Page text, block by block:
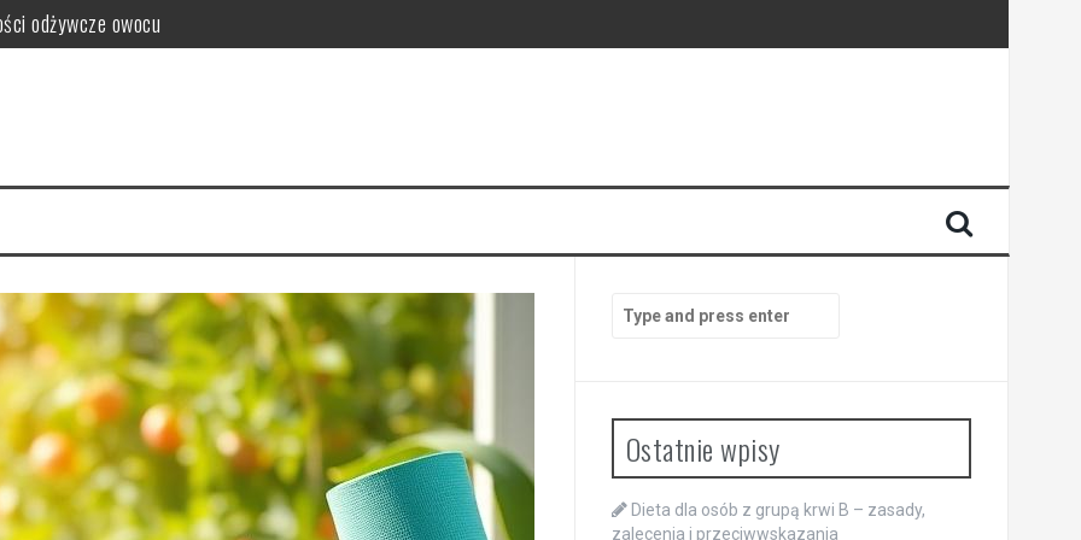
odżywcze owocu
mycia i nitkowanie krok po kroku
i przeciwwskazania
na zdrowe posiłki
Search
for:
Ostatnie wpisy
Dieta dla osób z grupą krwi B – zasady,
zalecenia i przeciwwskazania